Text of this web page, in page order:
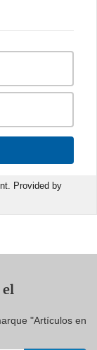
Provided by
el
"Artículos en